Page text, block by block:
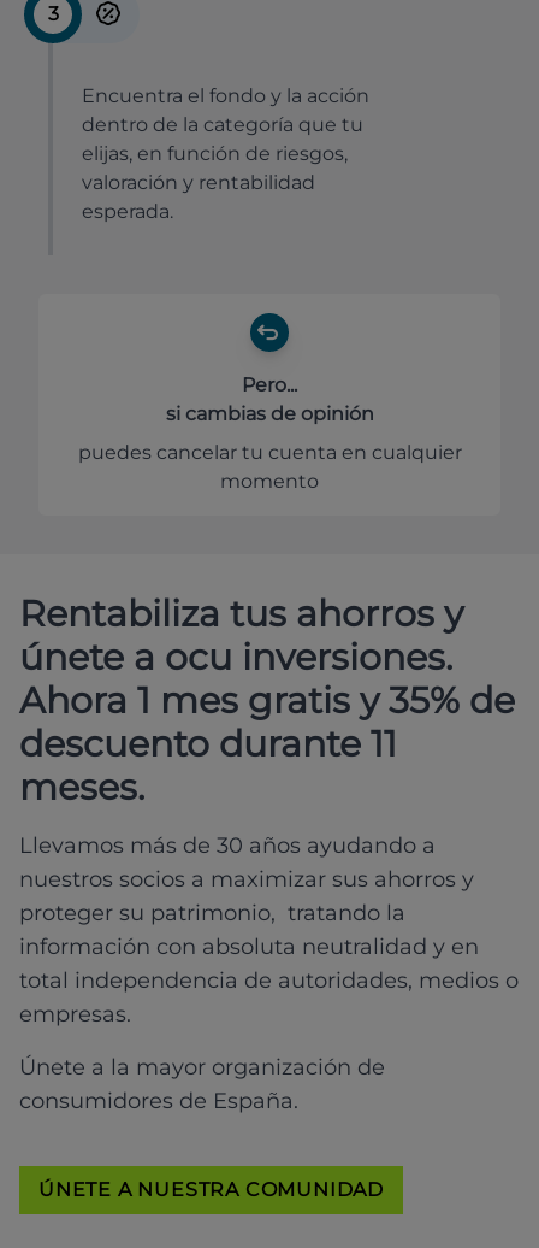
3
Encuentra el fondo y la acción
dentro de la categoría que tu
elijas, en función de riesgos,
valoración y rentabilidad
esperada.
Pero...
si cambias de opinión
puedes cancelar tu cuenta en cualquier
momento
Rentabiliza tus ahorros y
únete a ocu inversiones.
Ahora 1 mes gratis y 35% de
descuento durante 11
meses.
Llevamos más de 30 años ayudando a
nuestros socios a maximizar sus ahorros y
proteger su patrimonio, tratando la
información con absoluta neutralidad y en
total independencia de autoridades, medios o
empresas.
Únete a la mayor organización de
consumidores de España.
ÚNETE A NUESTRA COMUNIDAD